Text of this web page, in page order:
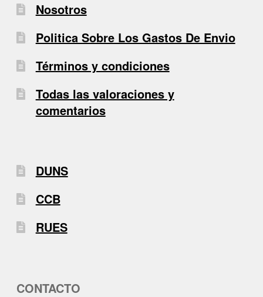
Nosotros
Politica Sobre Los Gastos De Envio
Términos y condiciones
Todas las valoraciones y
comentarios
DUNS
CCB
RUES
CONTACTO